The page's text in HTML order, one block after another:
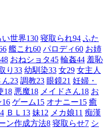
い世界130 寝取られ94 ふた
艦これ60 パロディ60 お姉
48 おねショタ45 輪姦44 羞恥
り 33 幼馴染33 女29 女主人
ん23 調教23 眼鏡21 妊婦・
18 悪魔18 メイドさん18 お
16 ゲーム15 オナニー15 癒
ＢＬ 13 妹12 メカ娘11 痴漢
ン作成方法8 寝取らせ7 シ